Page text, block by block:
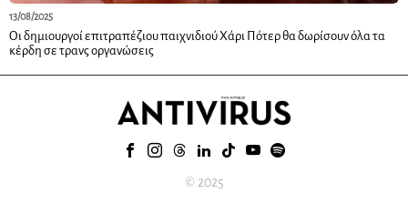
13/08/2025
Οι δημιουργοί επιτραπέζιου παιχνιδιού Χάρι Πότερ θα δωρίσουν όλα τα
κέρδη σε τρανς οργανώσεις
© 2025